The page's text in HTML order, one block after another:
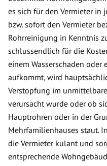
es sich für den Vermieter in
bzw. sofort den Vermieter
Rohrreinigung in Kenntnis
schlussendlich für die
einem Wasserschaden oder
aufkommt, wird
Verstopfung im
verursacht wurde oder ob
Hauptrohren oder in der
Mehrfamilienhauses staut.
die Vermieter kulant und
entsprechende